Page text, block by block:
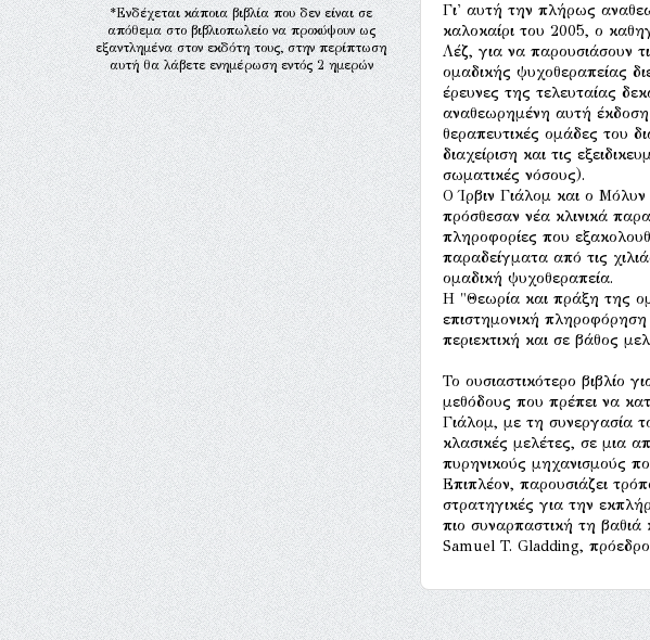
*Ενδέχεται κάποια βιβλία που δεν είναι σε
απόθεμα στο βιβλιοπωλείο να προκύψουν ως
εξαντλημένα στον εκδότη τους, στην περίπτωση
αυτή θα λάβετε ενημέρωση εντός 2 ημερών
Γι' αυτή την πλήρως
καλοκαίρι του 2005, ο
Λέζ, για να παρουσιάσουν
ομαδικής ψυχοθεραπείας
έρευνες της τελευταίας
αναθεωρημένη αυτή έκδοση
θεραπευτικές ομάδες του
διαχείριση και τις
σωματικές νόσους).
Ο Ίρβιν Γιάλομ και ο
πρόσθεσαν νέα κλινικά
πληροφορίες που
παραδείγματα από τις
ομαδική ψυχοθεραπεία.
Η "Θεωρία και πράξη της
επιστημονική
περιεκτική και σε βάθος
Το ουσιαστικότερο βιβλίο
μεθόδους που πρέπει να
Γιάλομ, με τη συνεργασία
κλασικές μελέτες, σε μια
πυρηνικούς μηχανισμούς
Επιπλέον, παρουσιάζει
στρατηγικές για την
πιο συναρπαστική τη βαθιά
Samuel T. Gladding,